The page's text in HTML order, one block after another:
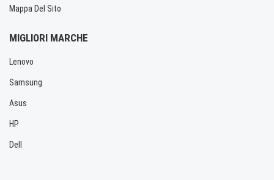
Mappa Del Sito
MIGLIORI MARCHE
Lenovo
Samsung
Asus
HP
Dell